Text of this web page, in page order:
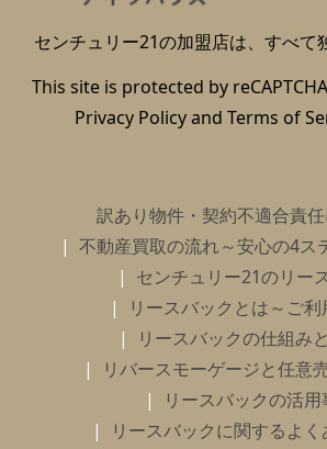
センチュリー21の加盟店は、すべて
This site is protected by
Privacy Policyand Terms of
訳あり物件・契約不適合責
不動産買取の流れ～安心の4ス
センチュリー21のリー
リースバックとは～ご
リースバックの仕組み
リバースモーゲージと任意
リースバックの活用
リースバックに関するよ